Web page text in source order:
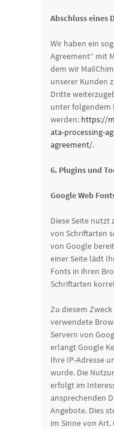
Abschluss eines
Wir haben ein
Agreement“ mit
dem wir
unserer Kunden
Dritte
unter folgendem
werden: https://
ata-processing-
agreement/.
6. Plugins und
Google Web
Diese Seite
von Schriftarten
von Google
einer Seite lädt
Fonts in ihren
Schriftarten
Zu diesem
verwendete
Servern von
erlangt Google
Ihre IP-Adresse
wurde. Die
erfolgt im
ansprechenden
Angebote. Dies
im Sinne von Art.